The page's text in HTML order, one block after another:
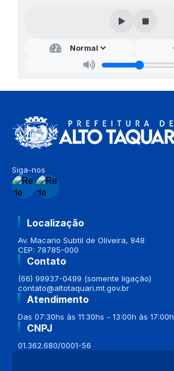
Siga-nos
Localização
Av. Macario Subtil de Oliveira, 848
CEP: 78785-000
Contato
(66) 99937-0499 (somente ligação)
contato@altotaquari.mt.gov.br
Atendimento
Das 07:30hs às 11:30hs - 13:00h às 17:00h
CNPJ
01.362.680/0001-56